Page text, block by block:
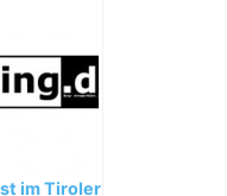
im Tiroler